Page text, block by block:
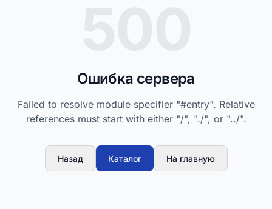
Ошибка сервера
Failed to resolve module specifier "#entry". Relative
references must start with either "/", "./", or "../".
Назад Каталог На главную